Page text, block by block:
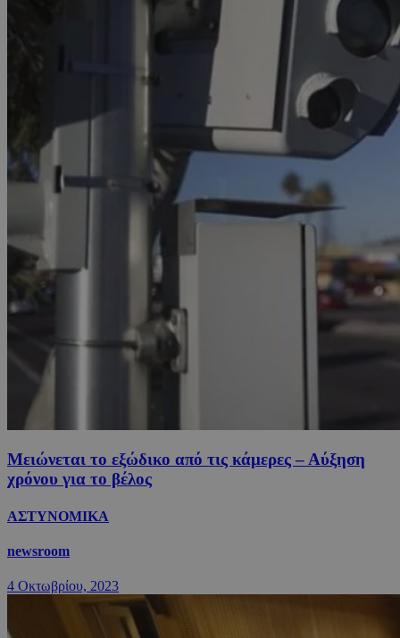
Μειώνεται το εξώδικο από τις κάμερες – Αύξηση
χρόνου για το βέλος
ΑΣΤΥΝΟΜΙΚΑ
newsroom
4 Οκτωβρίου, 2023